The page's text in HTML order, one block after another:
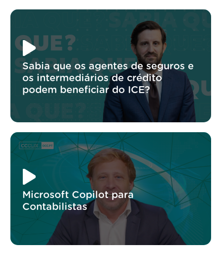
Sabia que os agentes de seguros e
os intermediários de crédito
podem beneficiar do ICE?
Microsoft Copilot para
Contabilistas